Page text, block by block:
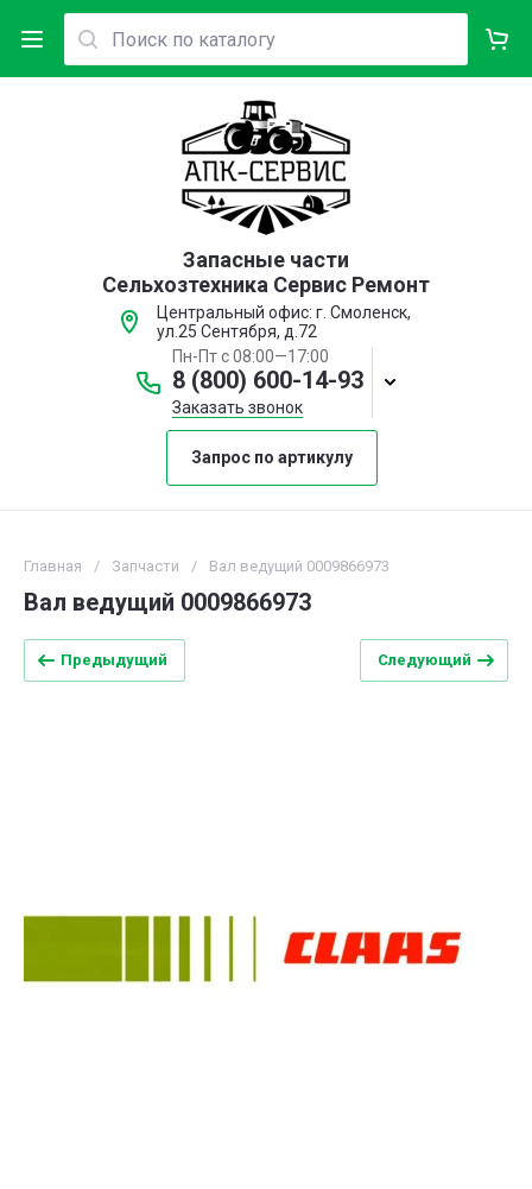
Запасные части
Сельхозтехника Сервис Ремонт
Центральный офис: г. Смоленск,
ул.25 Сентября, д.72
Пн-Пт с 08:00—17:00
8 (800) 600-14-93
Заказать звонок
Запрос по артикулу
Главная / Запчасти / Вал ведущий 0009866973
Вал ведущий 0009866973
Предыдущий Следующий